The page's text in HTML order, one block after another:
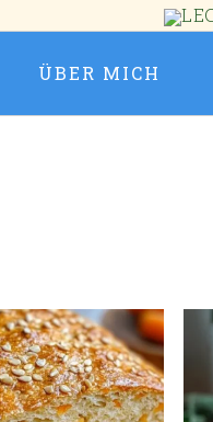
ÜBER MICH